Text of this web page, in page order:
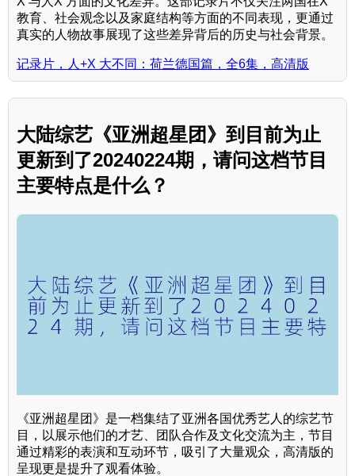
教育、社会观念以及家庭结构等方面的不同表现，更通过
真实的人物故事展现了这些差异背后的历史与社会背景。
记录片，人+X 大不同：荷兰德国篇，全6集，高清版
大陆综艺《亚洲超星团》到目前为止
更新到了20240224期，请问这档节目
主要特点是什么？
《亚洲超星团》是一档集结了亚洲各国优秀艺人的综艺节
目，以展示他们的才艺、团队合作及文化交流为主，节目
通过精彩的表演和互动环节，吸引了大量观众，高清版的
呈现更是提升了观看体验。